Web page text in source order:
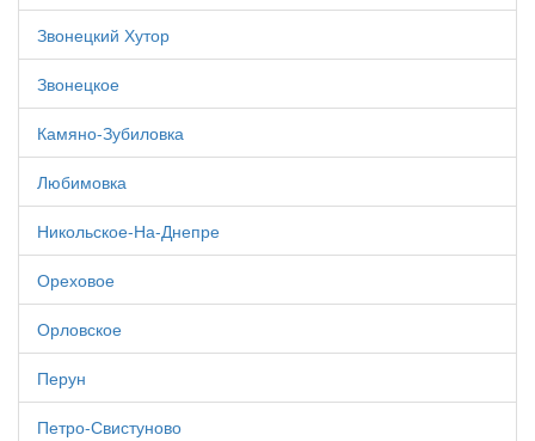
Звонецкий Хутор
Звонецкое
Камяно-Зубиловка
Любимовка
Никольское-На-Днепре
Ореховое
Орловское
Перун
Петро-Свистуново